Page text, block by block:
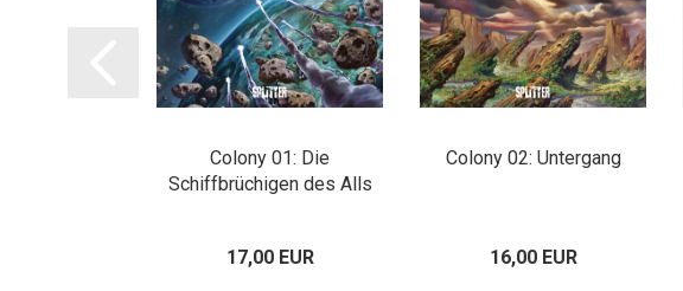
Colony 01: Die
Schiffbrüchigen des Alls
17,00 EUR
Colony 02: Untergang
16,00 EUR